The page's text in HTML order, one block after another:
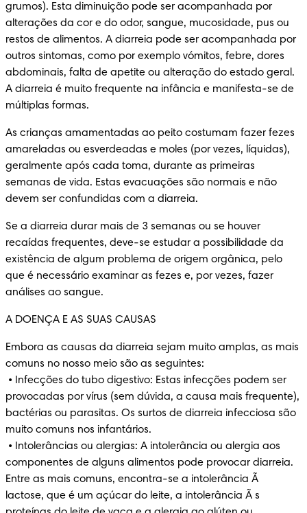
grumos). Esta diminuição pode ser acompanhada por
alterações da cor e do odor, sangue, mucosidade, pus ou
restos de alimentos. A diarreia pode ser acompanhada por
outros sintomas, como por exemplo vómitos, febre, dores
abdominais, falta de apetite ou alteração do estado geral.
A diarreia é muito frequente na infância e manifesta-se de
múltiplas formas.
As crianças amamentadas ao peito costumam fazer fezes
amareladas ou esverdeadas e moles (por vezes, líquidas),
geralmente após cada toma, durante as primeiras
semanas de vida. Estas evacuações são normais e não
devem ser confundidas com a diarreia.
Se a diarreia durar mais de 3 semanas ou se houver
recaídas frequentes, deve-se estudar a possibilidade da
existência de algum problema de origem orgânica, pelo
que é necessário examinar as fezes e, por vezes, fazer
análises ao sangue.
A DOENÇA E AS SUAS CAUSAS
Embora as causas da diarreia sejam muito amplas, as mais
comuns no nosso meio são as seguintes:
provocadas por vírus (sem dúvida, a causa mais frequente),
bactérias ou parasitas. Os surtos de diarreia infecciosa são
muito comuns nos infantários.
componentes de alguns alimentos pode provocar diarreia.
Entre as mais comuns, encontra-se a intolerância Ã
lactose, que é um açúcar do leite, a intolerância Ã s